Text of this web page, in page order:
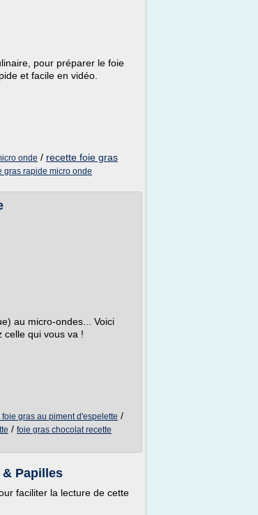
pour préparer le foie
et facile en vidéo.
onde / recette foie gras
gras rapide micro onde
au micro-ondes... Voici
celle qui vous va !
gras au piment d'espelette /
/ foie gras chocolat recette
Papilles
faciliter la lecture de cette